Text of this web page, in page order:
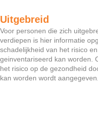
Uitgebreid
Voor personen die zich
verdiepen is hier informatie
schadelijkheid van het risico
geinventariseerd kan worden.
het risico op de gezondheid
kan worden wordt aangegeven.